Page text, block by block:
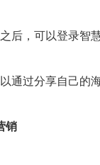
后，可以登录智
通过分享自己的
销